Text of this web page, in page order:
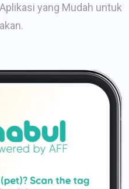
yang Mudah untuk